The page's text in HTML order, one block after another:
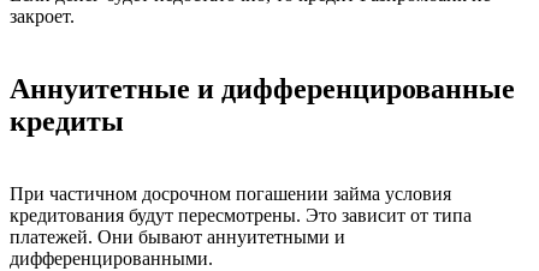
закроет.
Аннуитетные и дифференцированные
кредиты
При частичном досрочном погашении займа условия
кредитования будут пересмотрены. Это зависит от типа
платежей. Они бывают аннуитетными и
дифференцированными.